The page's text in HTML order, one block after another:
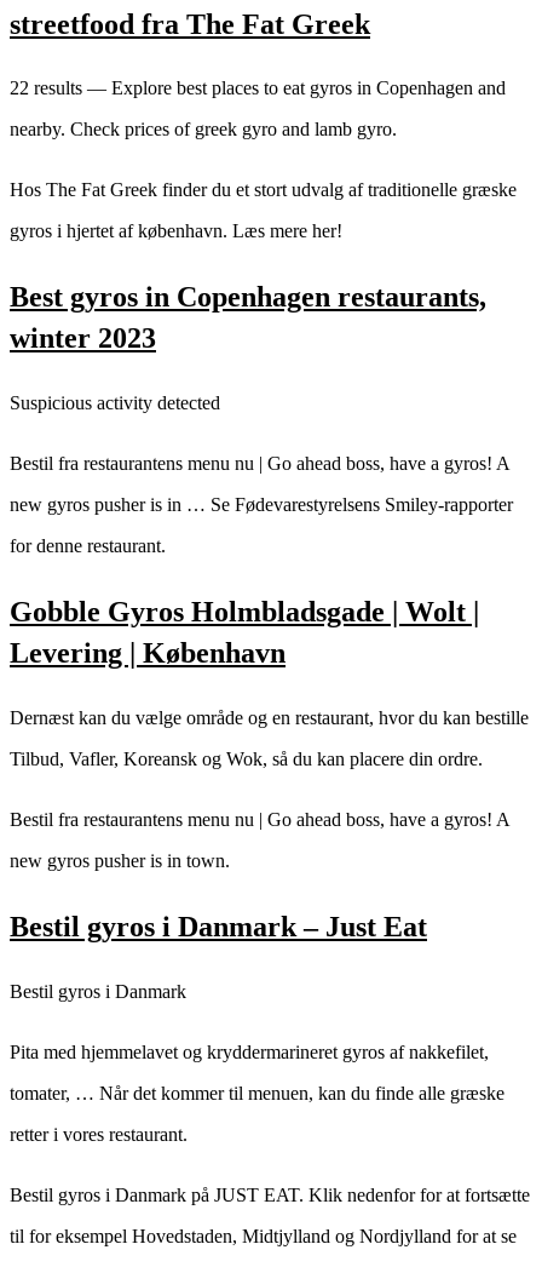
streetfood fra The Fat Greek
22 results — Explore best places to eat gyros in Copenhagen and
nearby. Check prices of greek gyro and lamb gyro.
Hos The Fat Greek finder du et stort udvalg af traditionelle græske
gyros i hjertet af københavn. Læs mere her!
Best gyros in Copenhagen restaurants,
winter 2023
Suspicious activity detected
Bestil fra restaurantens menu nu | Go ahead boss, have a gyros! A
new gyros pusher is in … Se Fødevarestyrelsens Smiley-rapporter
for denne restaurant.
Gobble Gyros Holmbladsgade | Wolt |
Levering | København
Dernæst kan du vælge område og en restaurant, hvor du kan bestille
Tilbud, Vafler, Koreansk og Wok, så du kan placere din ordre.
Bestil fra restaurantens menu nu | Go ahead boss, have a gyros! A
new gyros pusher is in town.
Bestil gyros i Danmark – Just Eat
Bestil gyros i Danmark
Pita med hjemmelavet og kryddermarineret gyros af nakkefilet,
tomater, … Når det kommer til menuen, kan du finde alle græske
retter i vores restaurant.
Bestil gyros i Danmark på JUST EAT. Klik nedenfor for at fortsætte
til for eksempel Hovedstaden, Midtjylland og Nordjylland for at se